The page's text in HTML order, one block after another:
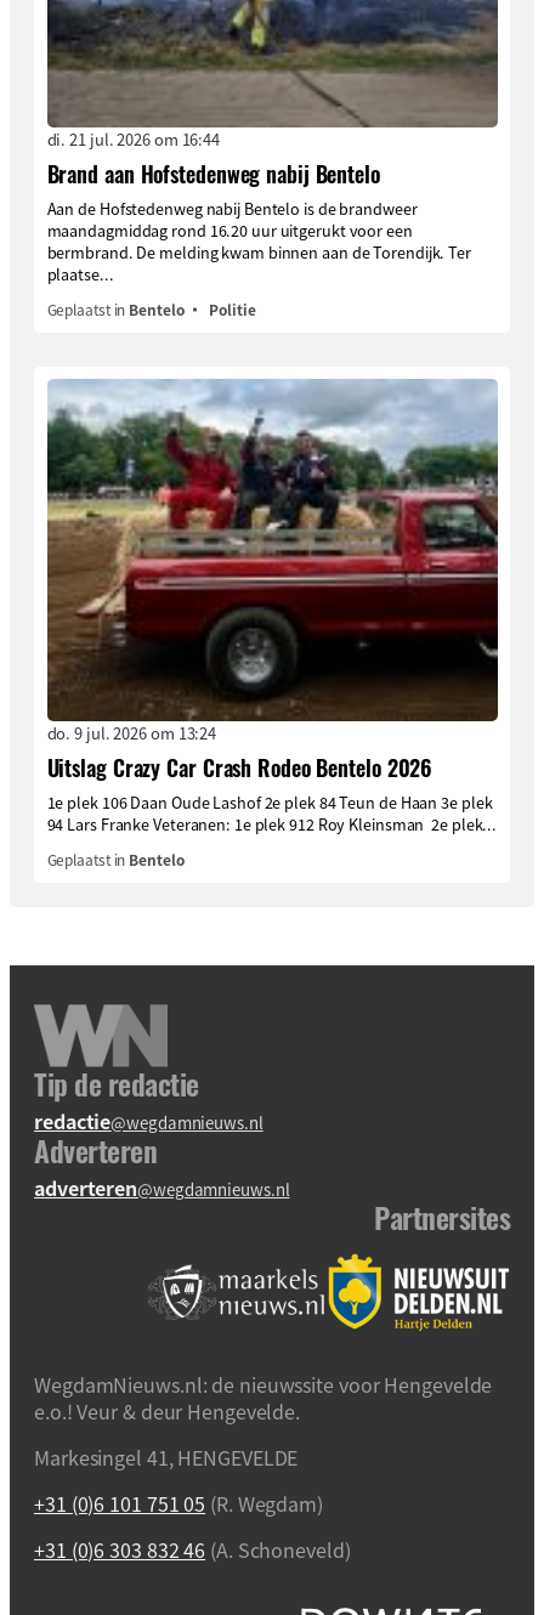
di. 21 jul. 2026 om 16:44
Brand aan Hofstedenweg nabij Bentelo
Aan de Hofstedenweg nabij Bentelo is de brandweer
maandagmiddag rond 16.20 uur uitgerukt voor een
bermbrand. De melding kwam binnen aan de Torendijk. Ter
plaatse...
Geplaatst in Bentelo Politie
do. 9 jul. 2026 om 13:24
Uitslag Crazy Car Crash Rodeo Bentelo 2026
1e plek 106 Daan Oude Lashof 2e plek 84 Teun de Haan 3e plek
94 Lars Franke Veteranen: 1e plek 912 Roy Kleinsman 2e plek...
Geplaatst in Bentelo
Tip de redactie
redactie@wegdamnieuws.nl
Adverteren
adverteren@wegdamnieuws.nl
Partnersites
WegdamNieuws.nl: de nieuwssite voor Hengevelde
e.o.! Veur & deur Hengevelde.
Markesingel 41, HENGEVELDE
+31 (0)6 101 751 05 (R. Wegdam)
+31 (0)6 303 832 46 (A. Schoneveld)